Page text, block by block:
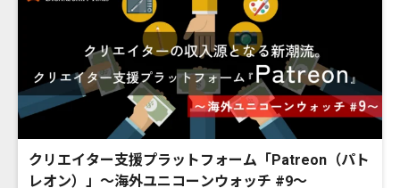
クリエイター支援プラットフォーム「Patreon（パト
レオン）」〜海外ユニコーンウォッチ #9〜